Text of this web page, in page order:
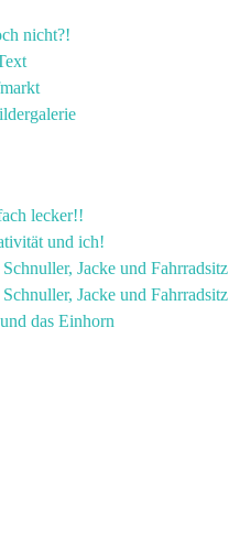
nicht?!
lecker!!
und ich!
Jacke und Fahrradsitz
Jacke und Fahrradsitz
das Einhorn